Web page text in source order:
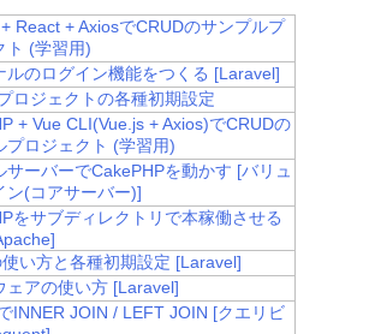
React + AxiosでCRUDのサンプルプ
ト (学習用)
ルのログイン機能をつくる [Laravel]
ロジェクトの各種初期設定
+ Vue CLI(Vue.js + Axios)でCRUDの
プロジェクト (学習用)
サーバーでCakePHPを動かす [バリュ
ン(コアサーバー)]
をサブディレクトリで本稼働させる
い方と各種初期設定 [Laravel]
ェアの使い方 [Laravel]
INNER JOIN / LEFT JOIN [クエリビ